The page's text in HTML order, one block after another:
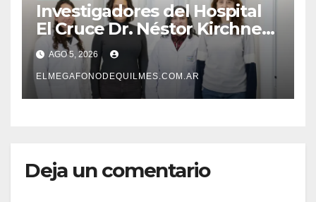
Investigadores del Hospital
El Cruce Dr. Néstor Kirchner
desarrollan un estudio
pionero sobre el
envejecimiento cerebral y las
demencias
AGO 5, 2026
ELMEGAFONODEQUILMES.COM.AR
Deja un comentario